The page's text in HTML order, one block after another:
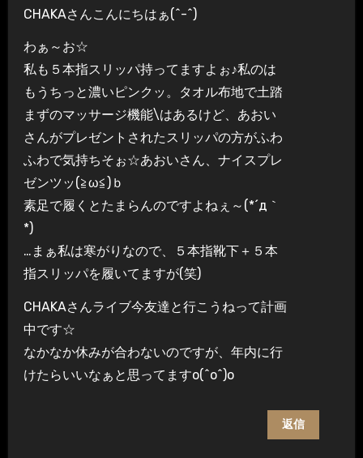
CHAKAさんこんにちはぁ(^-^)
わぁ～お☆
私も５本指スリッパ持ってますよぉ♪私のは
もうちっと濃いピンクッ。タオル布地で土踏
まずのマッサージ機能\はあるけど、あおい
さんがプレゼントされたスリッパの方がふわ
ふわで気持ちそぉ☆あおいさん、ナイスプレ
ゼンツッ(≧ω≦)ｂ
素足で履くとたまらんのですよねぇ～(*´д｀
*)
…まぁ私は寒がりなので、５本指靴下＋５本
指スリッパを履いてますが(笑)
CHAKAさんライブ今友達と行こうねって計画
中です☆
なかなか休みが合わないのですが、年内に行
けたらいいなぁと思ってますo(^o^)o
返信